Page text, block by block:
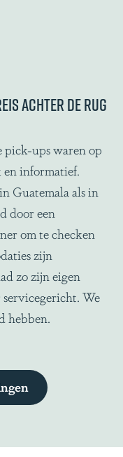
achter de rug
pick-ups waren op
informatief.
Guatemala als in
door een
om te checken
zijn
zo zijn eigen
servicegericht. We
hebben.